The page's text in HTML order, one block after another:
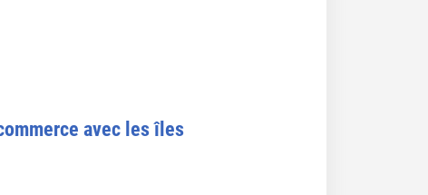
avec les îles